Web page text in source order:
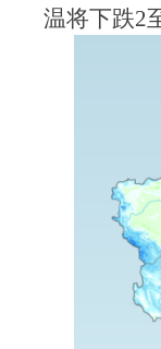
温将下跌2